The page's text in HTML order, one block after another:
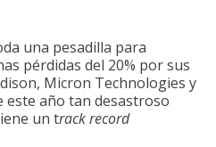
una pesadilla para
pérdidas del 20% por sus
Micron Technologies y
este año tan desastroso
un track record